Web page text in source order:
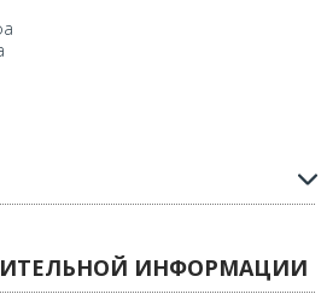
ИНФОРМАЦИИ